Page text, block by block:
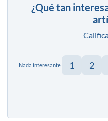
¿Qué tan
Nada interesante 1 2